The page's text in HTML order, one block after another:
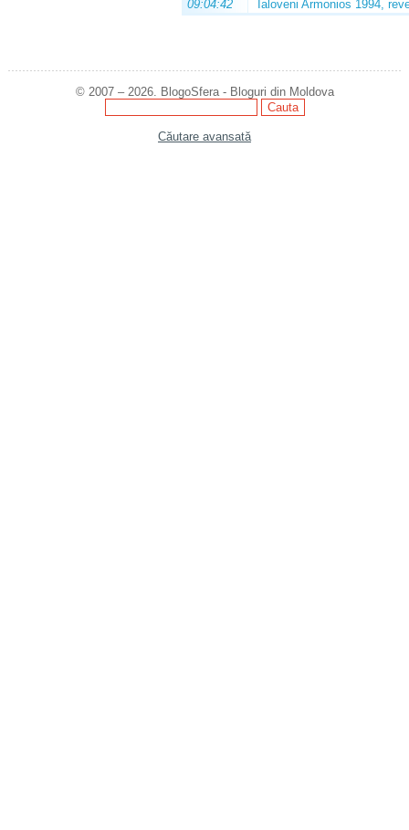
09:04:42 Ialoveni Armonios 1994,
© 2007 – 2026. BlogoSfera - Bloguri din Moldova
Căutare avansată